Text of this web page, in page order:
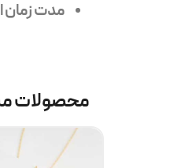
مدت زمان
محصولات